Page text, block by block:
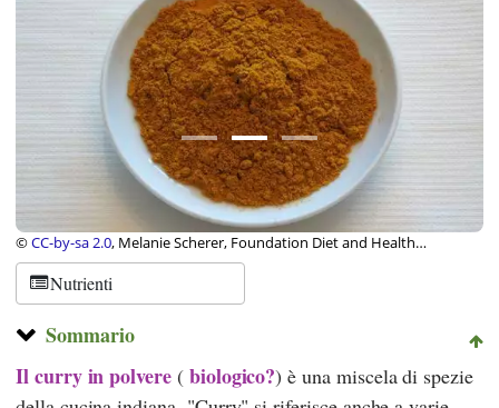
©CC-by-sa 2.0, Melanie Scherer, Foundation Diet and Health
Switzerland
Nutrienti
Sommario
Il curry in polvere( biologico?) è una miscela di spezie